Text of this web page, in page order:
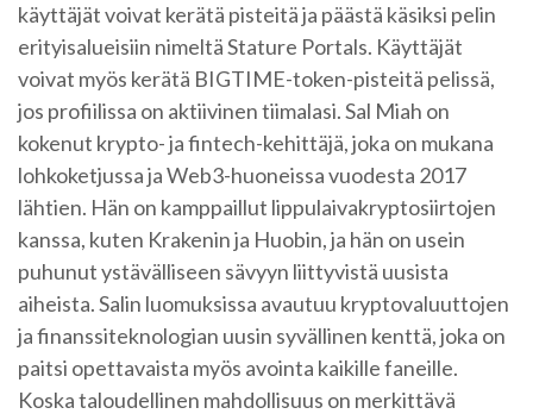
käyttäjät voivat kerätä pisteitä ja päästä käsiksi pelin
erityisalueisiin nimeltä Stature Portals. Käyttäjät
voivat myös kerätä BIGTIME-token-pisteitä pelissä,
jos profiilissa on aktiivinen tiimalasi. Sal Miah on
kokenut krypto- ja fintech-kehittäjä, joka on mukana
lohkoketjussa ja Web3-huoneissa vuodesta 2017
lähtien. Hän on kamppaillut lippulaivakryptosiirtojen
kanssa, kuten Krakenin ja Huobin, ja hän on usein
puhunut ystävälliseen sävyyn liittyvistä uusista
aiheista. Salin luomuksissa avautuu kryptovaluuttojen
ja finanssiteknologian uusin syvällinen kenttä, joka on
paitsi opettavaista myös avointa kaikille faneille.
Koska taloudellinen mahdollisuus on merkittävä